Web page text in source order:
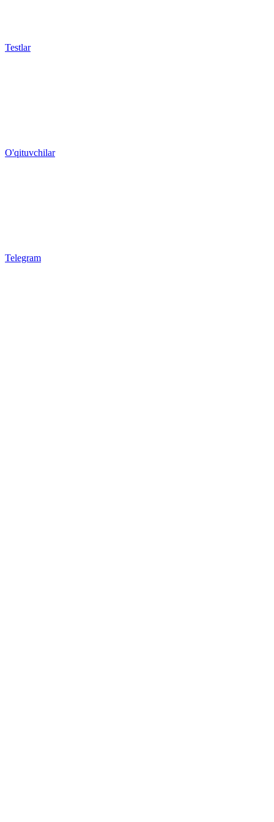
Testlar
O'qituvchilar
Telegram